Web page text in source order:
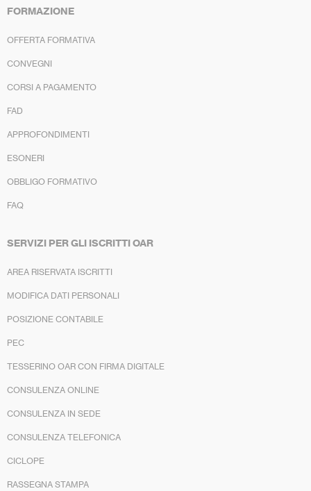
FORMAZIONE
OFFERTA FORMATIVA
CONVEGNI
CORSI A PAGAMENTO
FAD
APPROFONDIMENTI
ESONERI
OBBLIGO FORMATIVO
FAQ
SERVIZI PER GLI ISCRITTI OAR
AREA RISERVATA ISCRITTI
MODIFICA DATI PERSONALI
POSIZIONE CONTABILE
PEC
TESSERINO OAR CON FIRMA DIGITALE
CONSULENZA ONLINE
CONSULENZA IN SEDE
CONSULENZA TELEFONICA
CICLOPE
RASSEGNA STAMPA